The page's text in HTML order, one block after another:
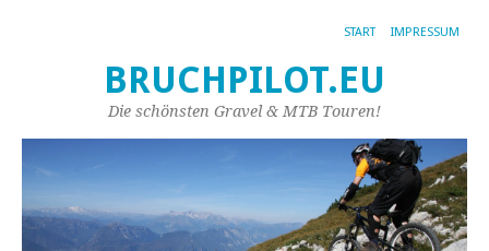
START IMPRESSUM
BRUCHPILOT.EU
Die schönsten Gravel & MTB Touren!